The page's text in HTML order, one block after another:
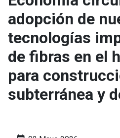
adopción de
tecnologías
de fibras en el
para
subterránea y